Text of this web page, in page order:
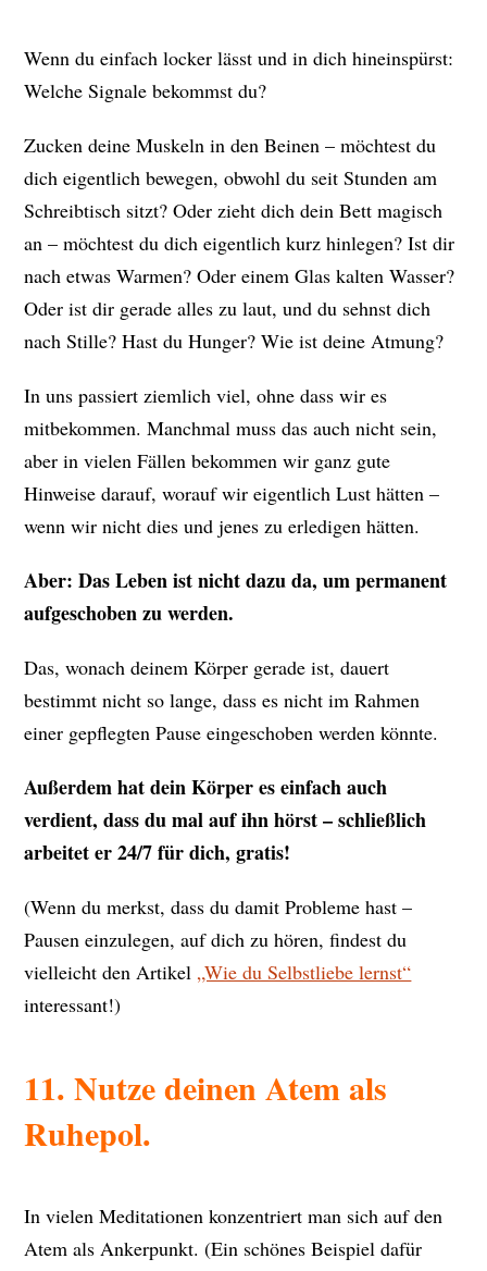
Wenn du einfach locker lässt und in dich hineinspürst:
Welche Signale bekommst du?
Zucken deine Muskeln in den Beinen – möchtest du
dich eigentlich bewegen, obwohl du seit Stunden am
Schreibtisch sitzt? Oder zieht dich dein Bett magisch
an – möchtest du dich eigentlich kurz hinlegen? Ist dir
nach etwas Warmen? Oder einem Glas kalten Wasser?
Oder ist dir gerade alles zu laut, und du sehnst dich
nach Stille? Hast du Hunger? Wie ist deine Atmung?
In uns passiert ziemlich viel, ohne dass wir es
mitbekommen. Manchmal muss das auch nicht sein,
aber in vielen Fällen bekommen wir ganz gute
Hinweise darauf, worauf wir eigentlich Lust hätten –
wenn wir nicht dies und jenes zu erledigen hätten.
Aber: Das Leben ist nicht dazu da, um permanent
aufgeschoben zu werden.
Das, wonach deinem Körper gerade ist, dauert
bestimmt nicht so lange, dass es nicht im Rahmen
einer gepflegten Pause eingeschoben werden könnte.
Außerdem hat dein Körper es einfach auch
verdient, dass du mal auf ihn hörst – schließlich
arbeitet er 24/7 für dich, gratis!
(Wenn du merkst, dass du damit Probleme hast –
Pausen einzulegen, auf dich zu hören, findest du
vielleicht den Artikel „Wie du Selbstliebe lernst“
interessant!)
11. Nutze deinen Atem als
Ruhepol.
In vielen Meditationen konzentriert man sich auf den
Atem als Ankerpunkt. (Ein schönes Beispiel dafür